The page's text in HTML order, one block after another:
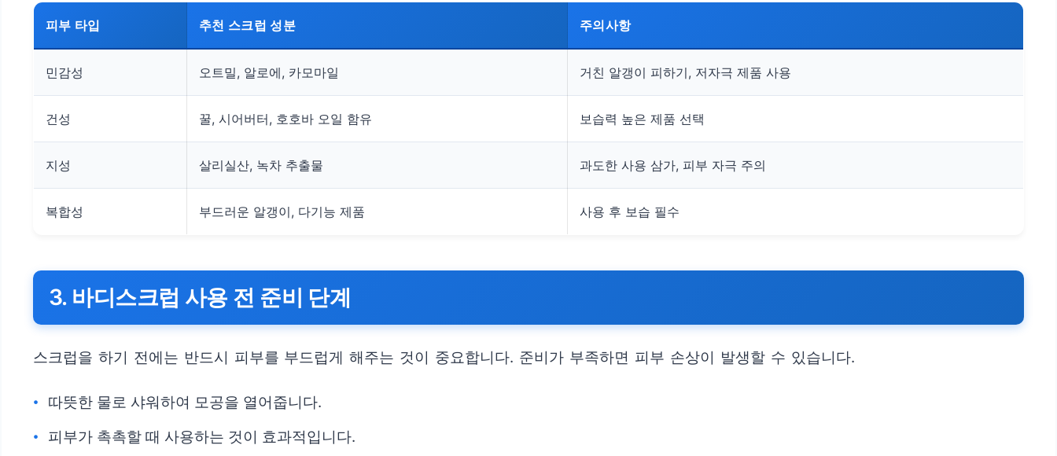
피부 타입 추천 스크럽 성분 주의사항
민감성 오트밀, 알로에, 카모마일 거친 알갱이 피하기, 저자극 제품 사용
건성 꿀, 시어버터, 호호바 오일 함유 보습력 높은 제품 선택
지성 살리실산, 녹차 추출물 과도한 사용 삼가, 피부 자극 주의
복합성 부드러운 알갱이, 다기능 제품 사용 후 보습 필수
3. 바디스크럽 사용 전 준비 단계
스크럽을 하기 전에는 반드시 피부를 부드럽게 해주는 것이 중요합니다. 준비가 부족하면 피부 손상이 발생할 수 있습니다.
따뜻한 물로 샤워하여 모공을 열어줍니다.
피부가 촉촉할 때 사용하는 것이 효과적입니다.